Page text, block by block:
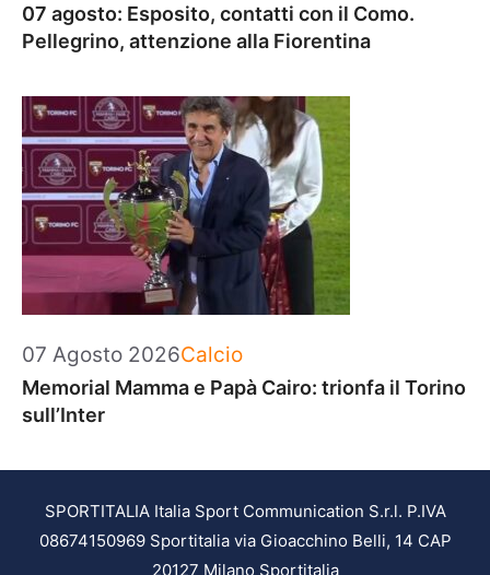
07 agosto: Esposito, contatti con il Como.
Pellegrino, attenzione alla Fiorentina
07 Agosto 2026Categorie
Calcio
Memorial Mamma e Papà Cairo: trionfa il Torino
sull’Inter
SPORTITALIA Italia Sport Communication S.r.l. P.IVA
08674150969 Sportitalia via Gioacchino Belli, 14 CAP
20127 Milano Sportitalia